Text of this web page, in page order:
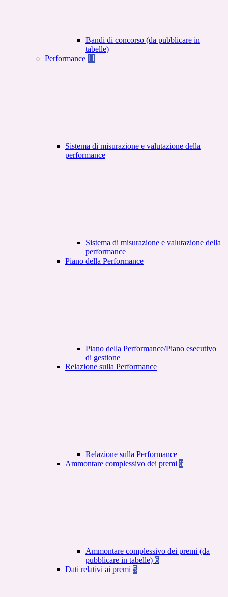
Bandi di concorso (da pubblicare in
tabelle)
Performance 11
Sistema di misurazione e valutazione della
performance
Sistema di misurazione e valutazione della
performance
Piano della Performance
Piano della Performance/Piano esecutivo
di gestione
Relazione sulla Performance
Relazione sulla Performance
Ammontare complessivo dei premi 6
Ammontare complessivo dei premi (da
pubblicare in tabelle) 6
Dati relativi ai premi 5